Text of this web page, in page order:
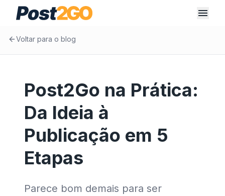
Voltar para o blog
Post2Go na Prática:
Da Ideia à
Publicação em 5
Etapas
Parece bom demais para ser